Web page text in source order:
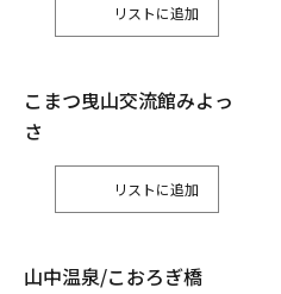
リスト
こまつ曳山交流館みよっ
さ
リスト
山中温泉/こおろぎ橋